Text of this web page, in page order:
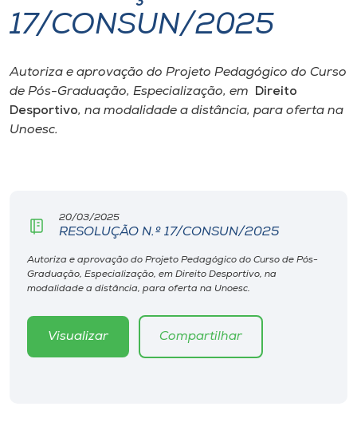
I.nova
Diplomados
Cultura
Biblioteca
Editora
Rádio
17/CONSUN/2025
Autoriza e aprovação do Projeto Pedagógico do Curso
de Pós-Graduação, Especialização, em Direito
Desportivo, na modalidade a distância, para oferta na
Unoesc.
20/03/2025
RESOLUÇÃO N.º 17/CONSUN/2025
Autoriza e aprovação do Projeto Pedagógico do Curso de Pós-
Graduação, Especialização, em Direito Desportivo, na
modalidade a distância, para oferta na Unoesc.
Visualizar Compartilhar